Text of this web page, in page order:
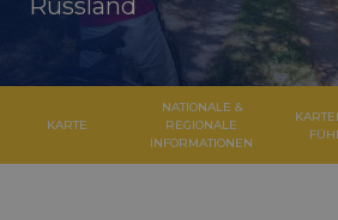
Russland
KARTE
NATIONALE &
REGIONALE
INFORMATIONEN